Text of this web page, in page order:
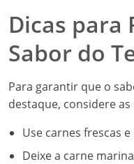
Dicas para
Sabor do
Para garantir que o
destaque, considere
Use carnes frescas
Deixe a carne